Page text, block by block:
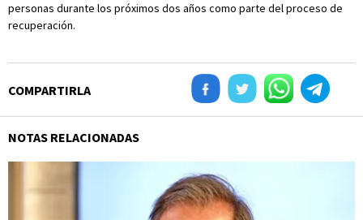
personas durante los próximos dos años como parte del proceso de
recuperación.
COMPARTIRLA
NOTAS RELACIONADAS